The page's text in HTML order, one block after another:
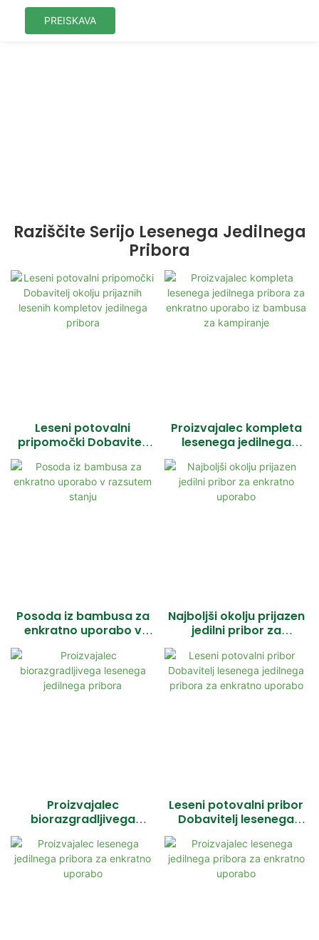
PREISKAVA
Raziščite Serijo Lesenega Jedilnega
Pribora
Leseni potovalni
pripomočki Dobavitelj
okolju prijaznih lesenih
kompletov jedilnega
pribora
Proizvajalec kompleta
lesenega jedilnega
uporabo iz bambusa za
kampiranje
Posoda iz bambusa za
enkratno uporabo v
Najboljši okolju prijazen
jedilni pribor za
Proizvajalec
biorazgradljivega
pribora
Leseni potovalni pribor
Dobavitelj lesenega
enkratno uporabo